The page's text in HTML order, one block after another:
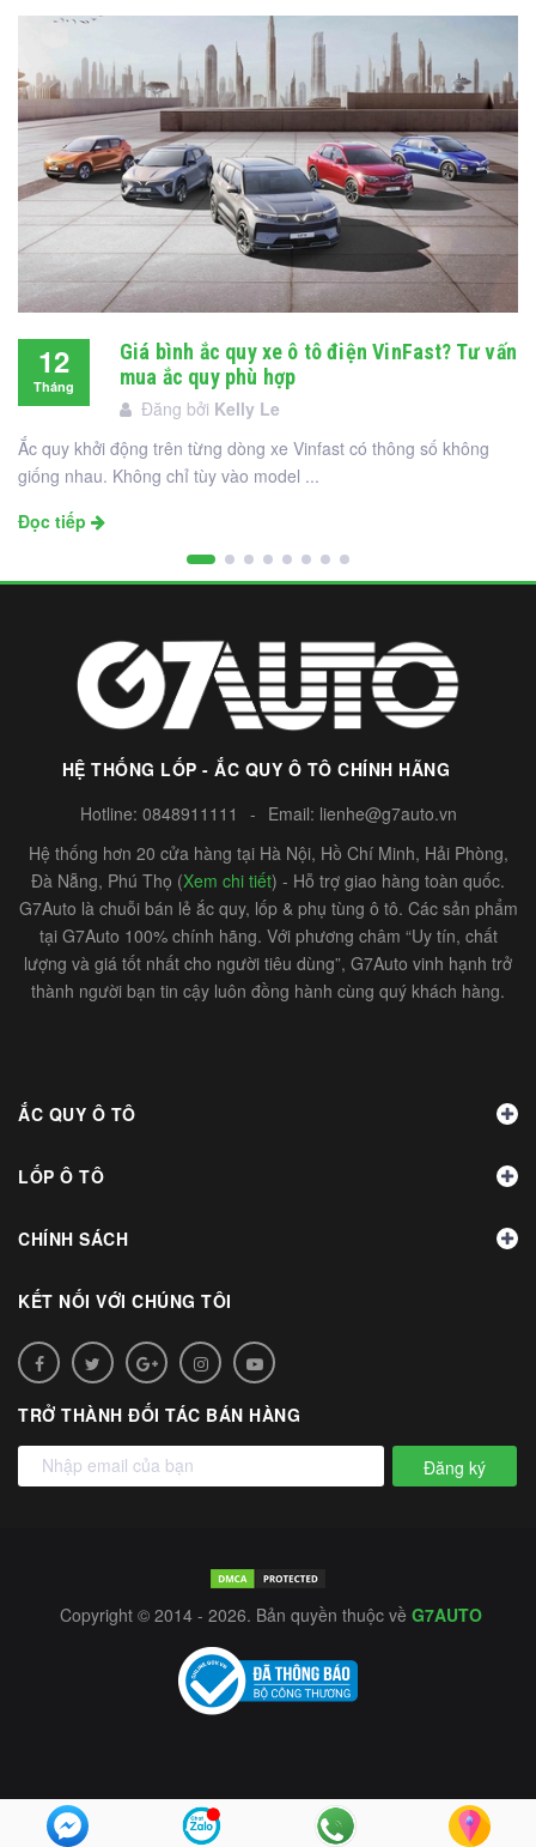
12
Tháng
Giá bình ắc quy xe ô tô điện VinFast? Tư vấn
mua ắc quy phù hợp
Đăng bởi Kelly Le
Ắc quy khởi động trên từng dòng xe Vinfast có thông số không
giống nhau. Không chỉ tùy vào model ...
Đọc tiếp
HỆ THỐNG LỐP - ẮC QUY Ô TÔ CHÍNH HÃNG
Hotline: 0848911111 - Email: lienhe@g7auto.vn
Hệ thống hơn 20 cửa hàng tại Hà Nội, Hồ Chí Minh, Hải Phòng,
Đà Nẵng, Phú Thọ (Xem chi tiết) - Hỗ trợ giao hàng toàn quốc.
G7Auto là chuỗi bán lẻ ắc quy, lốp & phụ tùng ô tô. Các sản phẩm
tại G7Auto 100% chính hãng. Với phương châm “Uy tín, chất
lượng và giá tốt nhất cho người tiêu dùng”, G7Auto vinh hạnh trở
thành người bạn tin cậy luôn đồng hành cùng quý khách hàng.
ẮC QUY Ô TÔ
LỐP Ô TÔ
CHÍNH SÁCH
KẾT NỐI VỚI CHÚNG TÔI
TRỞ THÀNH ĐỐI TÁC BÁN HÀNG
Đăng ký
Copyright © 2014 - 2026. Bản quyền thuộc về G7AUTO